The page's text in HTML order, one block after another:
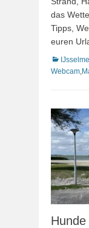
das
Tipps,
euren
Kategorien
Webcam